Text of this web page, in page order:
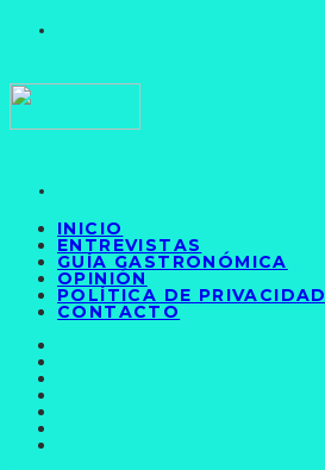
INICIO
ENTREVISTAS
GUÍA GASTRONÓMICA
OPINIÓN
POLÍTICA DE PRIVACIDAD
CONTACTO